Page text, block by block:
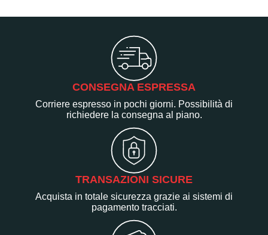
CONSEGNA ESPRESSA
Corriere espresso in pochi giorni. Possibilità di
richiedere la consegna al piano.
TRANSAZIONI SICURE
Acquista in totale sicurezza grazie ai sistemi di
pagamento tracciati.